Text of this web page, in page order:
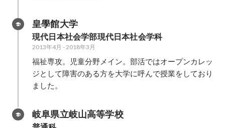
皇學館大学
現代日本社会学部現代日本社会学科
2013年4月 -2018年3月
福祉専攻。児童分野メイン。部活ではオープンカレッ
ジとして障害のある方を大学に呼んで授業をしており
ました。
岐阜県立岐山高等学校